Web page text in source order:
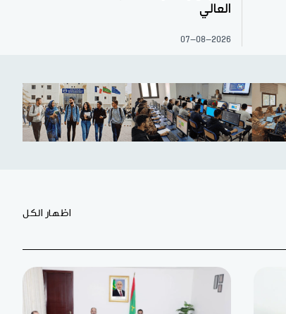
العالي
07-08-2026
اظهار الكل